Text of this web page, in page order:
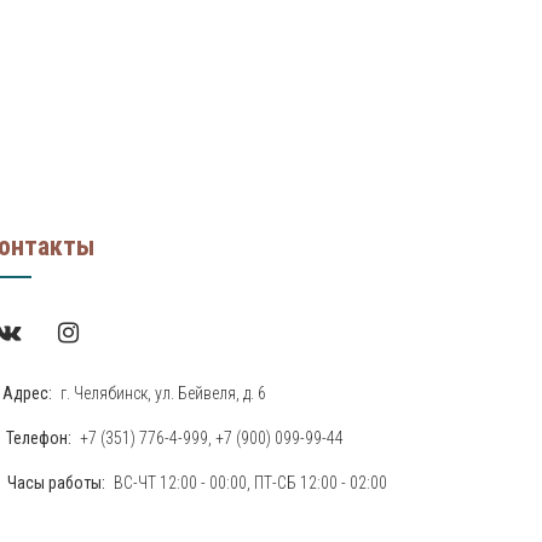
Адрес: г. Челябинск, ул. Бейвеля, д. 6
Телефон: +7 (351) 776-4-999 +7 (900) 099-99-44
Часы работы: ВС-ЧТ 12:00 - 00:00, ПТ-СБ 12:00 - 02:00